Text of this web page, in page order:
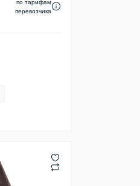
по тарифам
перевозчика